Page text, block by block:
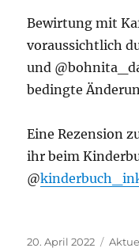
Bewirtung mit
voraussichtlich
und
bedingte
Eine Rezension
ihr beim
@
Veröffentlicht
20. April 2022